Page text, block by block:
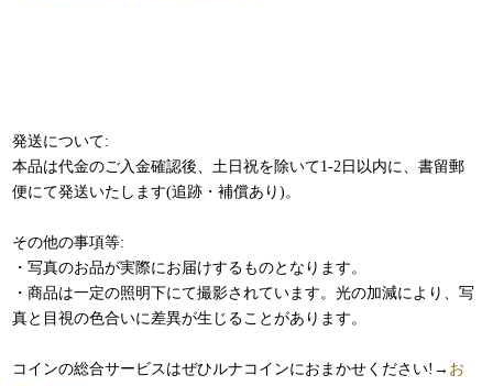
発送について:
本品は代金のご入金確認後、土日祝を除いて1-2日以内に、書留郵
便にて発送いたします(追跡・補償あり)。
その他の事項等:
・写真のお品が実際にお届けするものとなります。
・商品は一定の照明下にて撮影されています。光の加減により、写
真と目視の色合いに差異が生じることがあります。
コインの総合サービスはぜひルナコインにおまかせください!→ お